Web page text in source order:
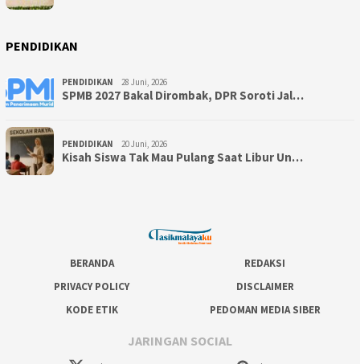
PENDIDIKAN
PENDIDIKAN 28 Juni, 2026
SPMB 2027 Bakal Dirombak, DPR Soroti Jal…
PENDIDIKAN 20 Juni, 2026
Kisah Siswa Tak Mau Pulang Saat Libur Un…
BERANDA
REDAKSI
PRIVACY POLICY
DISCLAIMER
KODE ETIK
PEDOMAN MEDIA SIBER
JARINGAN SOCIAL